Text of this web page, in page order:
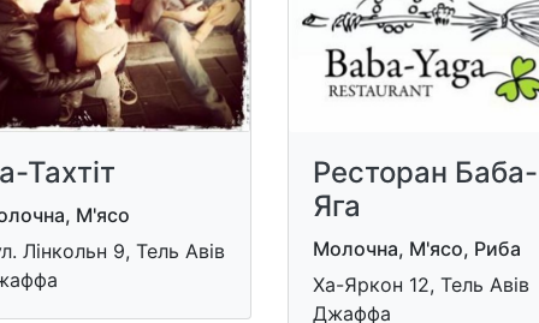
Тахтіт
М'ясо
Лінкольн 9, Тель Авів
Ресторан Баба-
Яга
Молочна, М'ясо, Риба
Ха-Яркон 12, Тель Авів
Джаффа